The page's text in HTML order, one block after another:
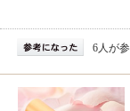
6人が